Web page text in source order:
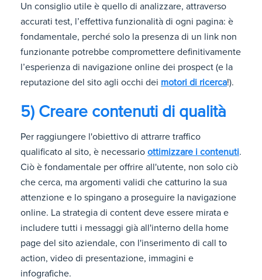
Un consiglio utile è quello di analizzare, attraverso
accurati test, l’effettiva funzionalità di ogni pagina: è
fondamentale, perché solo la presenza di un link non
funzionante potrebbe compromettere definitivamente
l’esperienza di navigazione online dei prospect (e la
reputazione del sito agli occhi dei motori di ricerca!).
5) Creare contenuti di qualità
Per raggiungere l'obiettivo di attrarre traffico
qualificato al sito, è necessario ottimizzare i contenuti.
Ciò è fondamentale per offrire all'utente, non solo ciò
che cerca, ma argomenti validi che catturino la sua
attenzione e lo spingano a proseguire la navigazione
online. La strategia di content deve essere mirata e
includere tutti i messaggi già all'interno della home
page del sito aziendale, con l'inserimento di call to
action, video di presentazione, immagini e
infografiche.